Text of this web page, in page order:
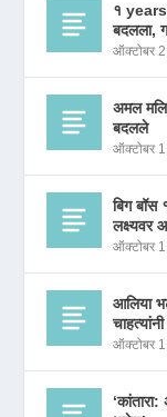
१ years
बदलला,
ऑक्टोबर
अमल
बदलले
ऑक्टोबर
बिग बॉस
लक्ष्यवर
ऑक्टोबर
आलिया
ऑक्टोबर